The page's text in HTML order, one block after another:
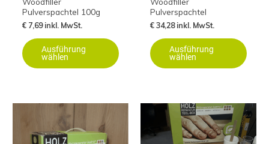
Pulverspachtel 100g
€ 7,69inkl. MwSt.
Ausführung
wählen
Produktseite
werden
Pulverspachtel
€ 34,28inkl. MwSt.
Ausführung
wählen
Preisspanne:
€ 85,80
bis
€ 1119,60weist